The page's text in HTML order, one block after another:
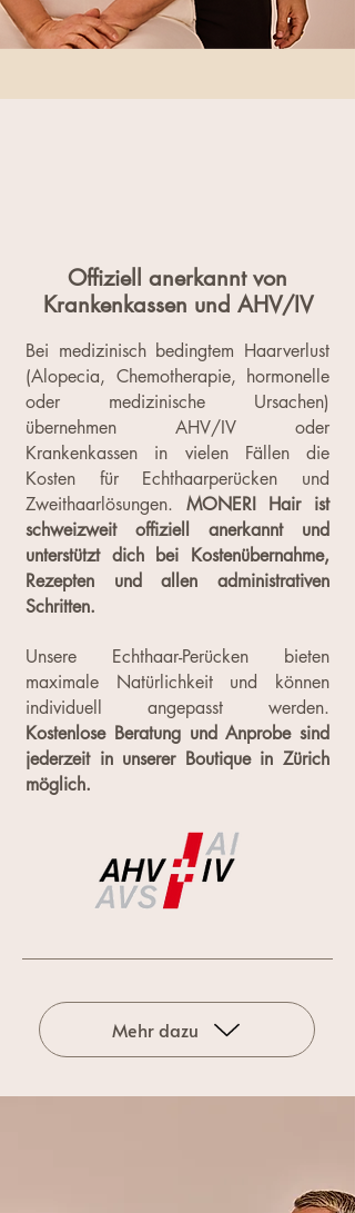
Offiziell anerkannt von
Krankenkassen und AHV/IV
Bei medizinisch bedingtem Haarverlust
(Alopecia, Chemotherapie, hormonelle
oder medizinische Ursachen)
übernehmen AHV/IV oder
Krankenkassen in vielen Fällen die
Kosten für Echthaarperücken und
Zweithaarlösungen. MONERI Hair ist
schweizweit offiziell anerkannt und
unterstützt dich bei Kostenübernahme,
Rezepten und allen administrativen
Schritten.
Unsere Echthaar-Perücken bieten
maximale Natürlichkeit und können
individuell angepasst werden.
Kostenlose Beratung und Anprobe sind
jederzeit in unserer Boutique in Zürich
möglich.
Mehr dazu